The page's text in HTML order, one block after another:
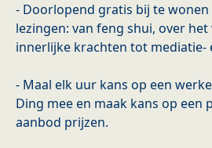
- Doorlopend gratis bij te
lezingen: van feng shui, over
innerlijke krachten tot mediatie-
- Maal elk uur kans op een
Ding mee en maak kans op een
aanbod prijzen.